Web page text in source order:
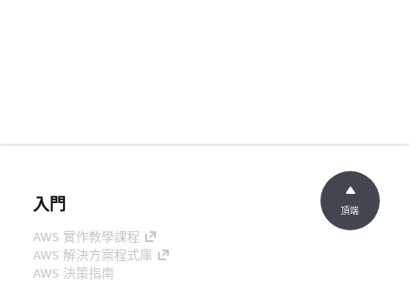
入門
AWS 實作教學課程
AWS 解決方案程式庫
AWS 決策指南
頂端